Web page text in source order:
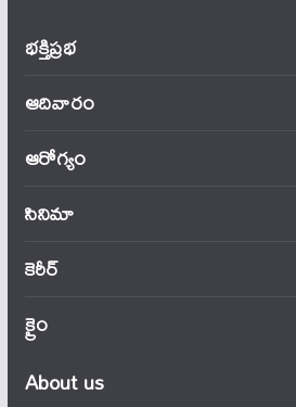
భక్తిప్రభ
ఆదివారం
ఆరోగ్యం
సినిమా
కెరీర్
క్రైం
About us